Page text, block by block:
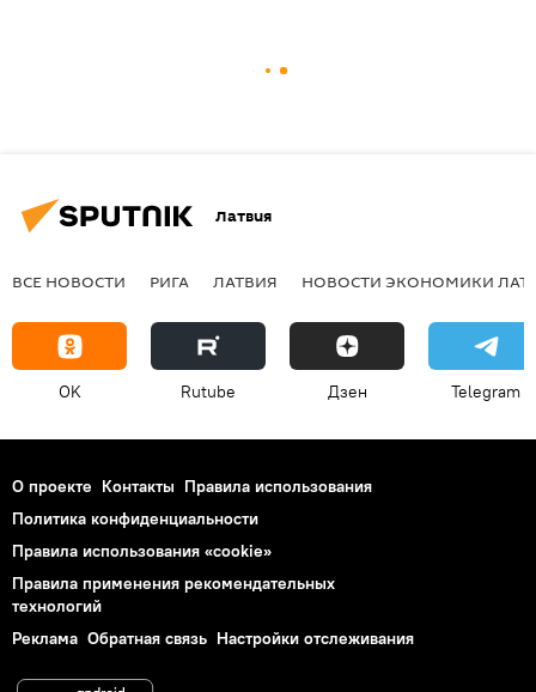
Латвия
ВСЕ НОВОСТИ РИГА ЛАТВИЯ НОВОСТИ ЭКОНОМИКИ
OK Rutube Дзен Telegram
О проекте Контакты Правила использования
Политика конфиденциальности
Правила использования «cookie»
Правила применения рекомендательных
технологий
Реклама Обратная связь Настройки отслеживания